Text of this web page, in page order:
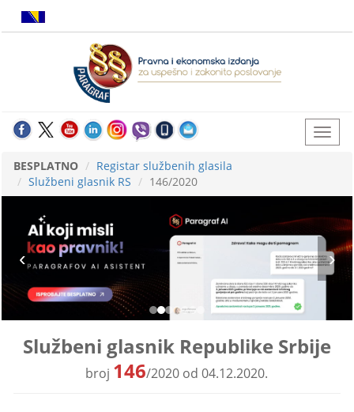
BESPLATNO
Registar službenih glasila
Službeni glasnik RS
146/2020
Službeni glasnik Republike Srbije
broj 146/2020 od 04.12.2020.